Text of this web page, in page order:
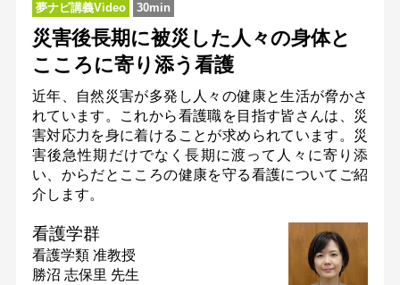
夢ナビ講義Video 30min
災害後長期に被災した人々の身体と
こころに寄り添う看護
近年、自然災害が多発し人々の健康と生活が脅かさ
れています。これから看護職を目指す皆さんは、災
害対応力を身に着けることが求められています。災
害後急性期だけでなく長期に渡って人々に寄り添
い、からだとこころの健康を守る看護についてご紹
介します。
看護学群
看護学類 准教授
勝沼 志保里 先生